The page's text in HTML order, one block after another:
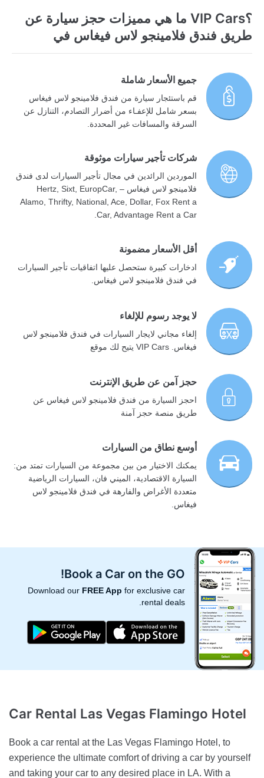
؟VIP Cars ما هي مميزات حجز سيارة عن
طريق فندق فلامينجو لاس فيغاس في
جميع الأسعار شاملة
قم باستئجار سيارة من فندق فلامينجو لاس فيغاس
بسعر شامل للإعفـاء من أضرار التصادم، التنازل عن
السرقة والمسافات غير المحددة.
شركات تأجير سيارات موثوقة
الموردين الرائدين في مجال تأجير السيارات لدى فندق
فلامينجو لاس فيغاس – Hertz, Sixt, EuropCar,
Alamo, Thrifty, National, Ace, Dollar, Fox Rent a
Car, Advantage Rent a Car.
أقل الأسعار مضمونة
ادخارات كبيرة ستحصل عليها اتفاقيات تأجير السيارات
في فندق فلامينجو لاس فيغاس.
لا يوجد رسوم للإلغاء
إلغاء مجاني لايجار السيارات في فندق فلامينجو لاس
فيغاس. VIP Cars يتيح لك موقع
حجز آمن عن طريق الإنترنت
احجز السيارة من فندق فلامينجو لاس فيغاس عن
طريق منصة حجز آمنة
أوسع نطاق من السيارات
يمكنك الاختيار من بين مجموعة من السيارات تمتد من:
السيارة الاقتصادية، الميني فان، السيارات الرياضية
متعددة الأغراض والفارهة في فندق فلامينجو لاس
فيغاس.
Book a Car on the GO!
Download our FREE App for exclusive car
rental deals.
Car Rental Las Vegas Flamingo Hotel
Book a car rental at the Las Vegas Flamingo Hotel, to
experience the ultimate comfort of driving a car by yourself
and taking your car to any desired place in LA. With a